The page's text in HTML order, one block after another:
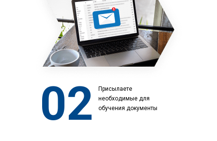
02
Присылаете
необходимые для
обучения документы